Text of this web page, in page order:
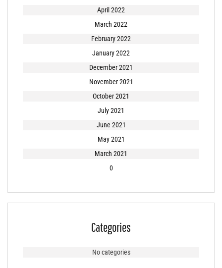
April 2022
March 2022
February 2022
January 2022
December 2021
November 2021
October 2021
July 2021
June 2021
May 2021
March 2021
0
Categories
No categories